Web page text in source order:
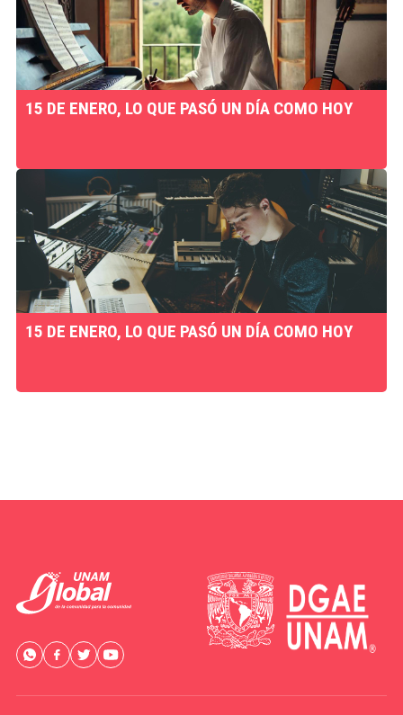
15 DE ENERO, LO QUE PASÓ UN DÍA COMO HOY
15 DE ENERO, LO QUE PASÓ UN DÍA COMO HOY